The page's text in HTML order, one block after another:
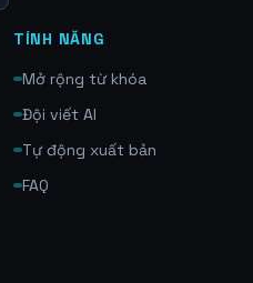
TÍNH NĂNG
Mở rộng từ khóa
Đội viết AI
Tự động xuất bản
FAQ